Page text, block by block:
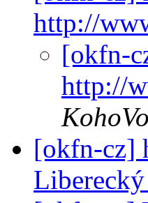
http://
[okfn-
http://
[okfn-cz]